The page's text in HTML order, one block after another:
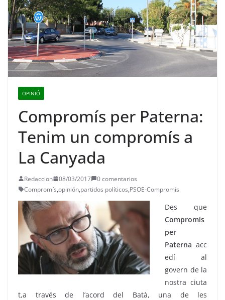
OPINIÓ
Compromís per Paterna:
Tenim un compromís a
La Canyada
Redaccion 08/03/2017
0 comentarios
Compromís,opinión,partidos políticos,PSOE-Compromís
Des que
Compromís
per
Paterna acc
edí al
govern de la
nostra ciuta
t,a través de l’acord del Batà, una de les